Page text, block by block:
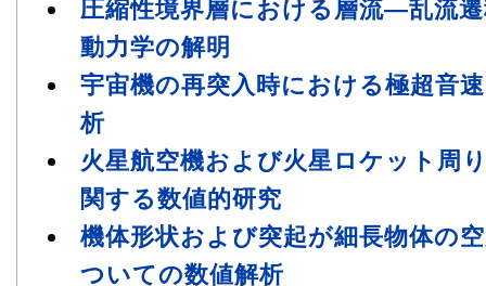
圧縮性境界層における層流―乱流
動力学の解明
宇宙機の再突入時における極超音
析
火星航空機および火星ロケット周
関する数値的研究
機体形状および突起が細長物体の
ついての数値解析